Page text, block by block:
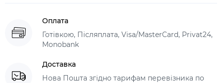
Оплата
Готівкою, Післяплата, Visa/MasterCard, Privat24,
Monobank
Доставка
Нова Пошта згідно тарифам перевізника по